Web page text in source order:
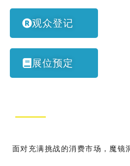
观众登记
展位预定
面对充满挑战的消费市场，魔镜